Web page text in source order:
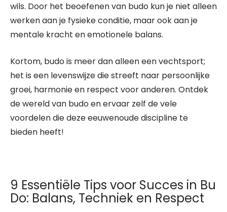
wils. Door het beoefenen van budo kun je niet alleen
werken aan je fysieke conditie, maar ook aan je
mentale kracht en emotionele balans.
Kortom, budo is meer dan alleen een vechtsport;
het is een levenswijze die streeft naar persoonlijke
groei, harmonie en respect voor anderen. Ontdek
de wereld van budo en ervaar zelf de vele
voordelen die deze eeuwenoude discipline te
bieden heeft!
9 Essentiële Tips voor Succes in Bu
Do: Balans, Techniek en Respect